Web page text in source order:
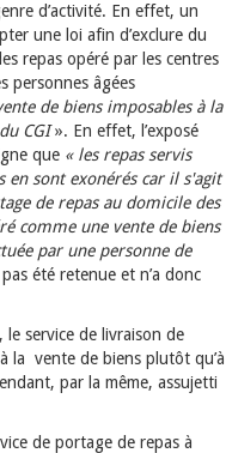
d’activité. En effet, un
une loi afin d’exclure du
repas opéré par les centres
personnes âgées
de biens imposables à la
CGI». En effet, l’exposé
que « les repas servis
en sont exonérés car il s'agit
de repas au domicile des
comme une vente de biens
par une personne de
été retenue et n’a donc
service de livraison de
la vente de biens plutôt qu’à
par la même, assujetti
de portage de repas à